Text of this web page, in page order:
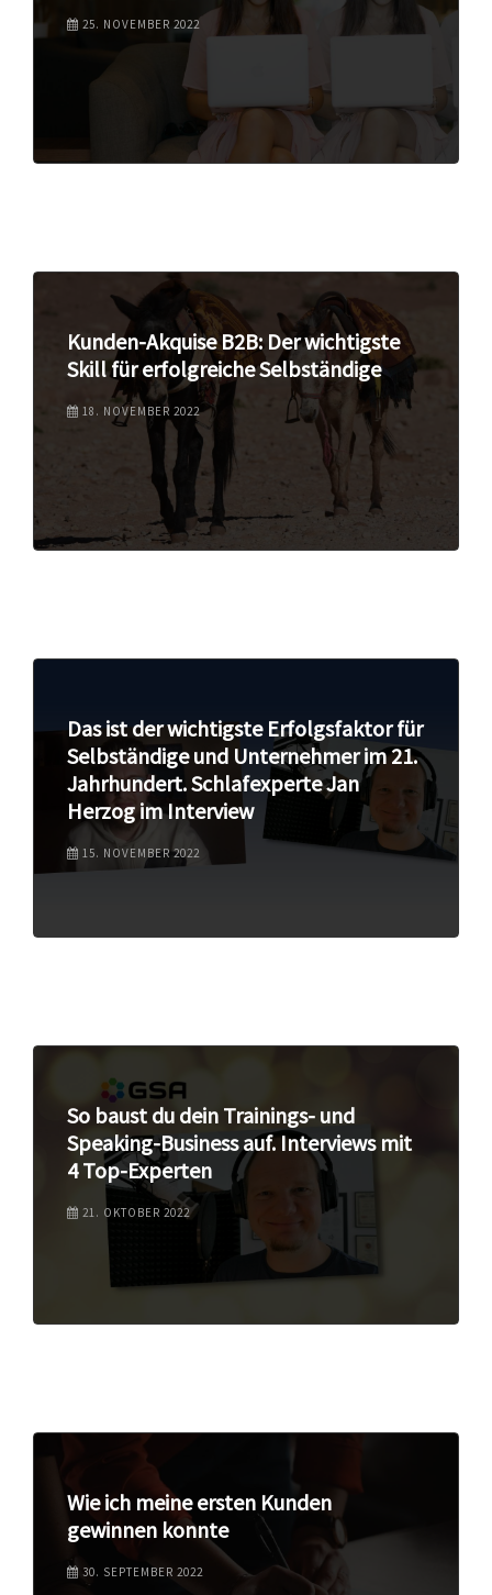
25. NOVEMBER 2022
Kunden-Akquise B2B: Der wichtigste
Skill für erfolgreiche Selbständige
18. NOVEMBER 2022
Das ist der wichtigste Erfolgsfaktor für
Selbständige und Unternehmer im 21.
Jahrhundert. Schlafexperte Jan
Herzog im Interview
15. NOVEMBER 2022
So baust du dein Trainings- und
Speaking-Business auf. Interviews mit
4 Top-Experten
21. OKTOBER 2022
Wie ich meine ersten Kunden
gewinnen konnte
30. SEPTEMBER 2022